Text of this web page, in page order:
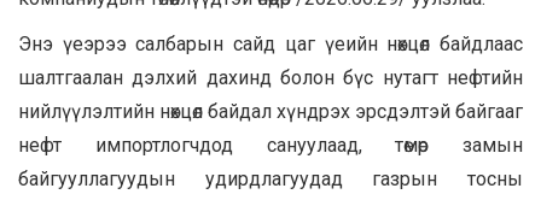
Энэ үеэрээ салбарын сайд цаг үеийн нөхцөл байдлаас
шалтгаалан дэлхий дахинд болон бүс нутагт нефтийн
нийлүүлэлтийн нөхцөл байдал хүндрэх эрсдэлтэй байгааг
нефт импортлогчдод сануулаад, төмөр замын
байгууллагуудын удирдлагуудад газрын тосны